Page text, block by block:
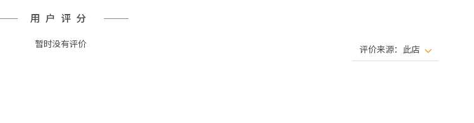
用户评分
暂时没有评价